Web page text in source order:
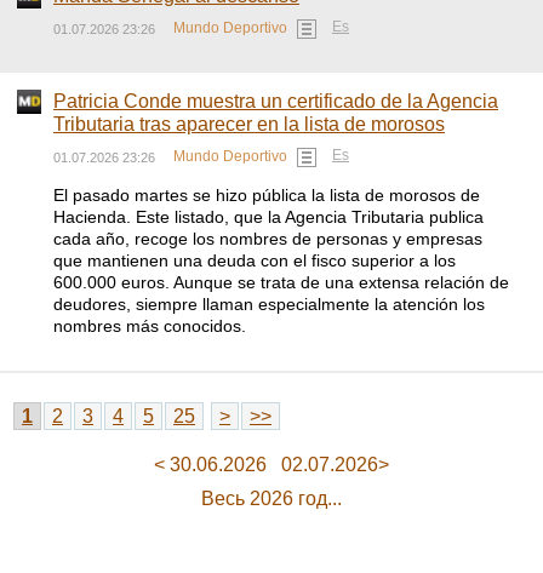
01.07.2026 23:26 Mundo Deportivo Es
Patricia Conde muestra un certificado de la Agencia
Tributaria tras aparecer en la lista de morosos
01.07.2026 23:26 Mundo Deportivo Es
El pasado martes se hizo pública la lista de morosos de
Hacienda. Este listado, que la Agencia Tributaria publica
cada año, recoge los nombres de personas y empresas
que mantienen una deuda con el fisco superior a los
600.000 euros. Aunque se trata de una extensa relación de
deudores, siempre llaman especialmente la atención los
nombres más conocidos.
1 2 3 4 5 25 > >>
< 30.06.2026
02.07.2026>
Весь 2026 год...